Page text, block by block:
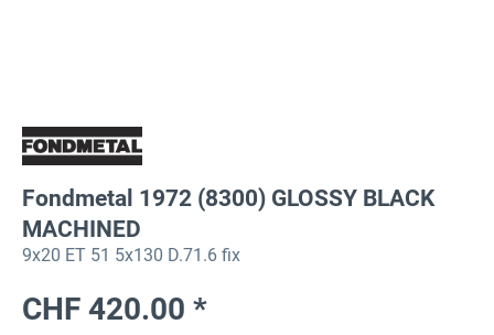
Fondmetal 1972 (8300) GLOSSY BLACK
MACHINED
9x20 ET 51 5x130 D.71.6 fix
CHF 420.00 *